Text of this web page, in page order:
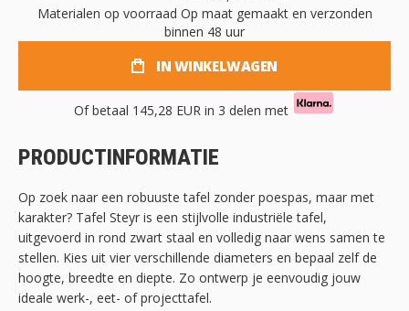
Materialen op voorraad Op maat gemaakt en verzonden
binnen 48 uur
IN WINKELWAGEN
Of betaal 145,28 EUR in 3 delen met
PRODUCTINFORMATIE
Op zoek naar een robuuste tafel zonder poespas, maar met
karakter? Tafel Steyr is een stijlvolle industriële tafel,
uitgevoerd in rond zwart staal en volledig naar wens samen te
stellen. Kies uit vier verschillende diameters en bepaal zelf de
hoogte, breedte en diepte. Zo ontwerp je eenvoudig jouw
ideale werk-, eet- of projecttafel.